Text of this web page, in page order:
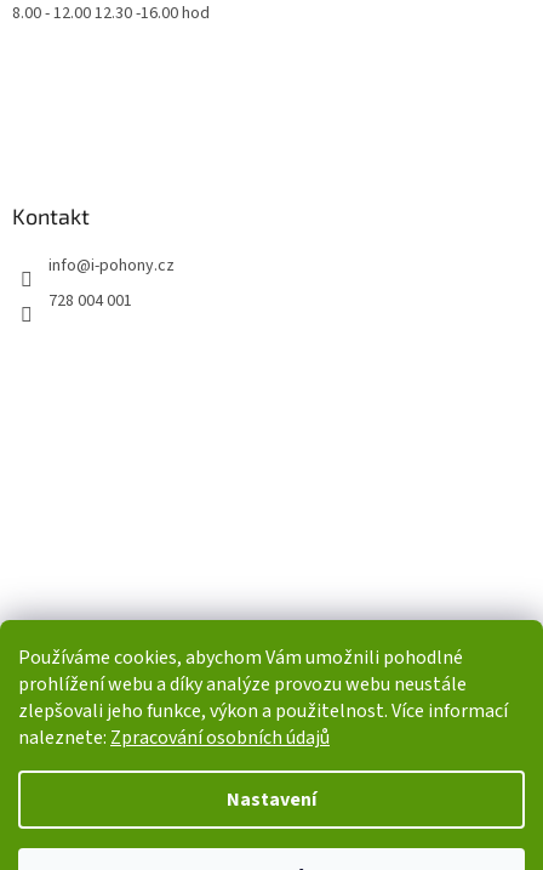
Používáme cookies, abychom Vám umožnili pohodlné
prohlížení webu a díky analýze provozu webu neustále
zlepšovali jeho funkce, výkon a použitelnost. Více informací
naleznete: Zpracování osobních údajů
Nastavení
8.00 - 12.00 12.30 -16.00 hod
Kontakt
info@i-pohony.cz
728 004 001
Copyright 2026i-POHONY.cz. Všechna práva vyhrazena.Upravit